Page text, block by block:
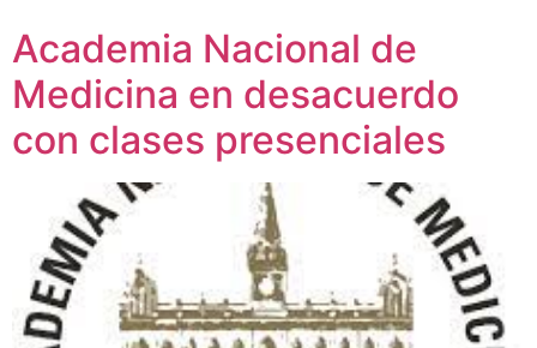
Academia Nacional de
Medicina en desacuerdo
con clases presenciales